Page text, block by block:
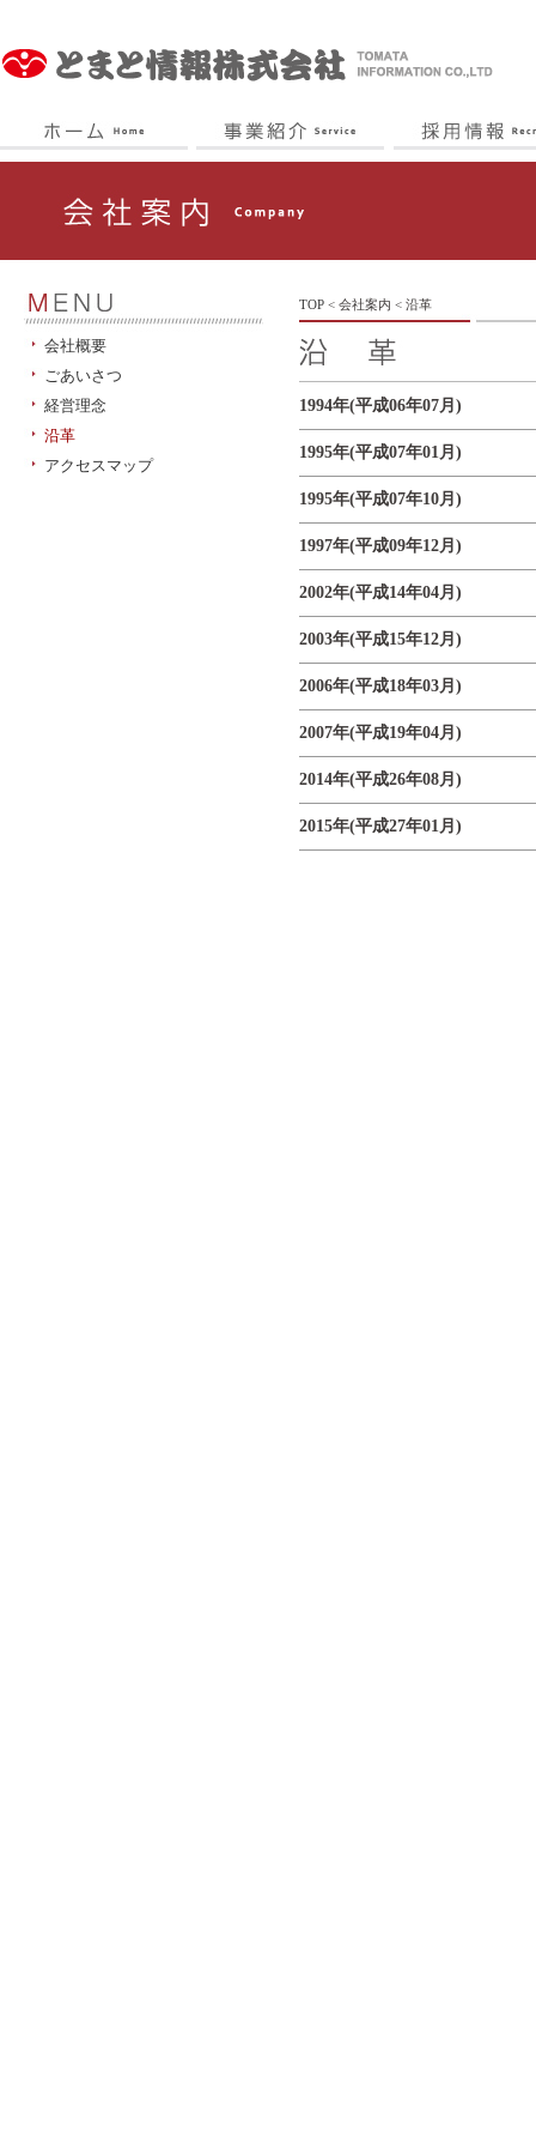
会社概要
ごあいさつ
経営理念
沿革
アクセスマップ
TOP < 会社案内 < 沿革
1994年(平成06年07月)
1995年(平成07年01月)
1995年(平成07年10月)
1997年(平成09年12月)
2002年(平成14年04月)
2003年(平成15年12月)
2006年(平成18年03月)
2007年(平成19年04月)
2014年(平成26年08月)
2015年(平成27年01月)